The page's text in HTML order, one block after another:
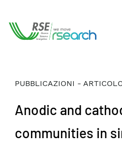
PUBBLICAZIONI -
Anodic and
communities in